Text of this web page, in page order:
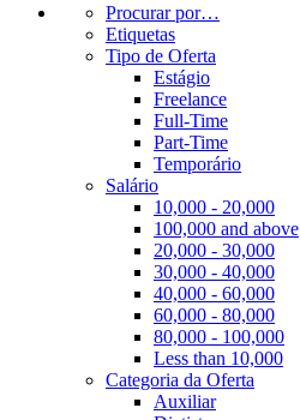
Procurar por…
Etiquetas
Tipo de Oferta
Estágio
Freelance
Full-Time
Part-Time
Temporário
Salário
10,000 - 20,000
100,000 and above
20,000 - 30,000
30,000 - 40,000
40,000 - 60,000
60,000 - 80,000
80,000 - 100,000
Less than 10,000
Categoria da Oferta
Auxiliar